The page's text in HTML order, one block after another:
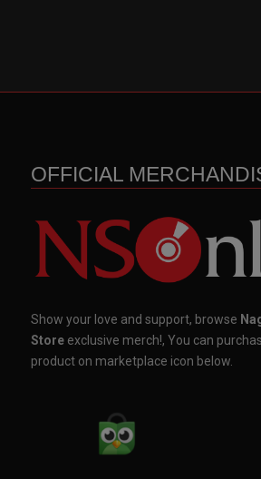
OFFICIAL
Show your love and support, browse
Store exclusive merch!, You can
product on marketplace icon below.